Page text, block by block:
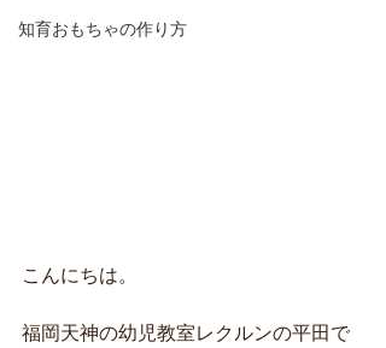
知育おもちゃの作り方
こんにちは。
福岡天神の幼児教室レクルンの平田で